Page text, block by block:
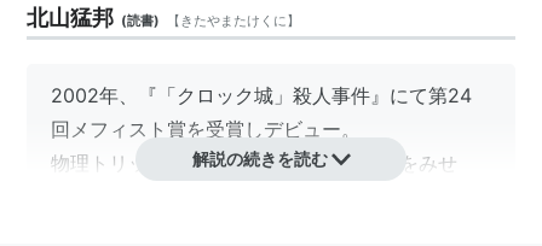
北山猛邦 (読書) 【きたやまたけくに】
2002年、『「クロック城」殺人事件』にて第24
回メフィスト賞を受賞しデビュー。
物理トリックにたいして並々ならぬ傾倒をみせ
解説の続きを読む